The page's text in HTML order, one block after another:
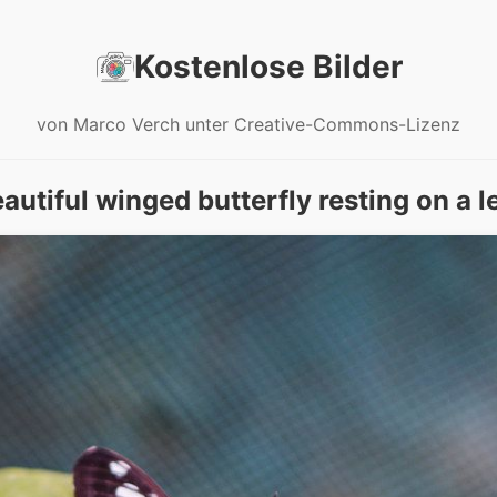
Kostenlose Bilder
von Marco Verch unter Creative-Commons-Lizenz
winged butterfly resting on a